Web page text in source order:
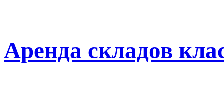
Аренда складов